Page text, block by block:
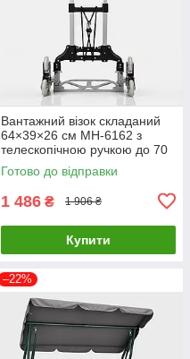
Вантажний візок складаний
64×39×26 см MH-6162 з
телескопічною ручкою до 70
кг для перевезення товарів
Готово до відправки
1 486 ₴ 1 906 ₴
Купити
–22%